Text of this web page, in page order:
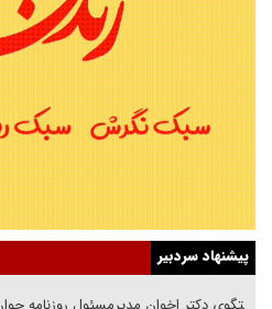
پیشنهاد سردبیر